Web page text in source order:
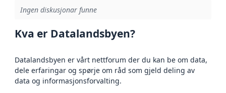
Ingen diskusjonar funne
Kva er Datalandsbyen?
Datalandsbyen er vårt nettforum der du kan be om data,
dele erfaringar og spørje om råd som gjeld deling av
data og informasjonsforvalting.